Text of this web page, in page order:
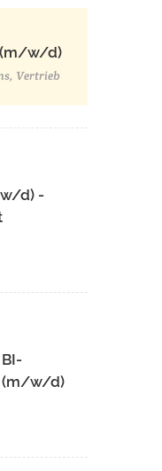
(m/w/d)
Vertrieb
d) -
(m/w/d)